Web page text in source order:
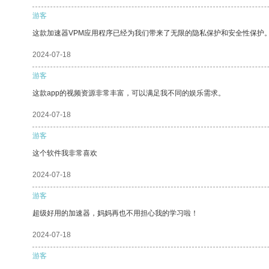
游客
这款加速器VPM应用程序已经为我们带来了无限的隐私保护和安全性保护
2024-07-18
游客
这款app的视频资源非常丰富，可以满足我不同的娱乐需求。
2024-07-18
游客
这个软件我非常喜欢
2024-07-18
游客
超级好用的加速器，妈妈再也不用担心我的学习啦！
2024-07-18
游客